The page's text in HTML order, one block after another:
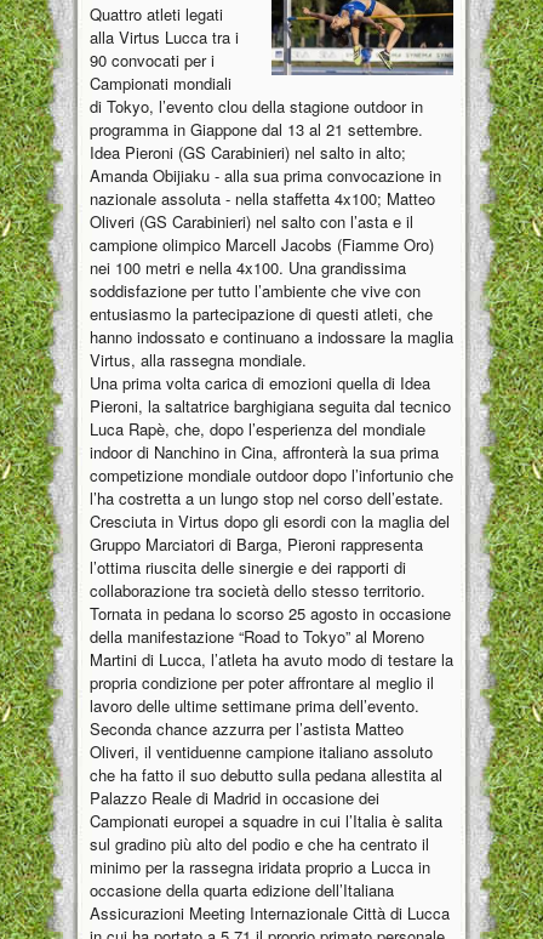
Quattro atleti legati
alla Virtus Lucca tra i
90 convocati per i
Campionati mondiali
di Tokyo, l’evento clou della stagione outdoor in
programma in Giappone dal 13 al 21 settembre.
Idea Pieroni (GS Carabinieri) nel salto in alto;
Amanda Obijiaku - alla sua prima convocazione in
nazionale assoluta - nella staffetta 4x100; Matteo
Oliveri (GS Carabinieri) nel salto con l’asta e il
campione olimpico Marcell Jacobs (Fiamme Oro)
nei 100 metri e nella 4x100. Una grandissima
soddisfazione per tutto l’ambiente che vive con
entusiasmo la partecipazione di questi atleti, che
hanno indossato e continuano a indossare la maglia
Virtus, alla rassegna mondiale.
Una prima volta carica di emozioni quella di Idea
Pieroni, la saltatrice barghigiana seguita dal tecnico
Luca Rapè, che, dopo l’esperienza del mondiale
indoor di Nanchino in Cina, affronterà la sua prima
competizione mondiale outdoor dopo l’infortunio che
l’ha costretta a un lungo stop nel corso dell’estate.
Cresciuta in Virtus dopo gli esordi con la maglia del
Gruppo Marciatori di Barga, Pieroni rappresenta
l’ottima riuscita delle sinergie e dei rapporti di
collaborazione tra società dello stesso territorio.
Tornata in pedana lo scorso 25 agosto in occasione
della manifestazione “Road to Tokyo” al Moreno
Martini di Lucca, l’atleta ha avuto modo di testare la
propria condizione per poter affrontare al meglio il
lavoro delle ultime settimane prima dell’evento.
Seconda chance azzurra per l’astista Matteo
Oliveri, il ventiduenne campione italiano assoluto
che ha fatto il suo debutto sulla pedana allestita al
Palazzo Reale di Madrid in occasione dei
Campionati europei a squadre in cui l’Italia è salita
sul gradino più alto del podio e che ha centrato il
minimo per la rassegna iridata proprio a Lucca in
occasione della quarta edizione dell’Italiana
Assicurazioni Meeting Internazionale Città di Lucca